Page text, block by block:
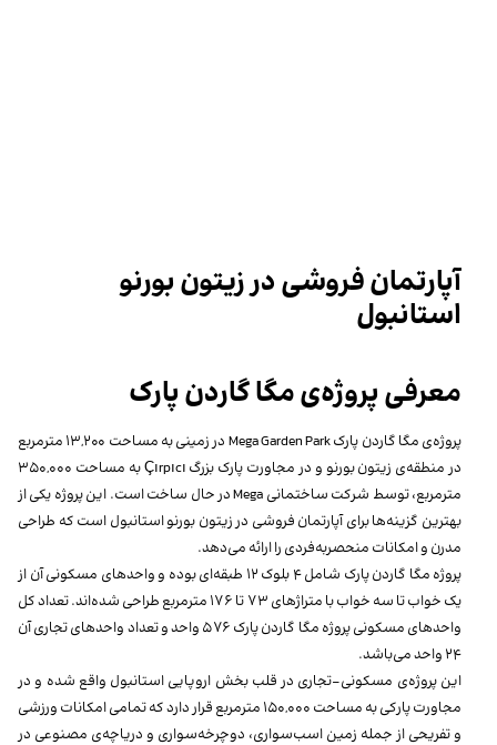
آپارتمان فروشی در زیتون بورنو
استانبول
معرفی پروژه‌ی مگا گاردن پارک
پروژه‌ی مگا گاردن پارک Mega Garden Park در زمینی به مساحت ۱۳,۲۰۰ مترمربع
در منطقه‌ی زیتون بورنو و در مجاورت پارک بزرگ Çırpıcı به مساحت ۳۵۰,۰۰۰
مترمربع، توسط شرکت ساختمانی Mega در حال ساخت است. این پروژه یکی از
بهترین گزینه‌ها برای آپارتمان فروشی در زیتون بورنو استانبول است که طراحی
مدرن و امکانات منحصر‌به‌فردی را ارائه می‌دهد.
پروژه مگا گاردن پارک شامل ۴ بلوک ۱۲ طبقه‌ای بوده و واحدهای مسکونی آن از
یک خواب تا سه خواب با متراژهای ۷۳ تا ۱۷۶ مترمربع طراحی شده‌اند. تعداد کل
واحدهای مسکونی پروژه مگا گاردن پارک ۵۷۶ واحد و تعداد واحدهای تجاری آن
۲۴ واحد می‌باشد.
این پروژه‌ی مسکونی-تجاری در قلب بخش اروپایی استانبول واقع شده و در
مجاورت پارکی به مساحت ۱۵۰,۰۰۰ مترمربع قرار دارد که تمامی امکانات ورزشی
و تفریحی از جمله زمین اسب‌سواری، دوچرخه‌سواری و دریاچه‌ی مصنوعی در